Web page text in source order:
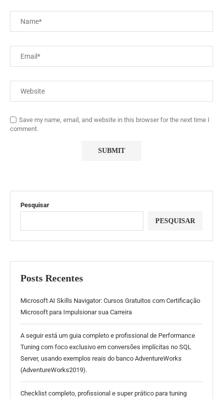
Save my name, email, and website in this browser for the next time I
comment.
Pesquisar
PESQUISAR
Posts Recentes
Microsoft AI Skills Navigator: Cursos Gratuitos com Certificação
Microsoft para Impulsionar sua Carreira
A seguir está um guia completo e profissional de Performance
Tuning com foco exclusivo em conversões implícitas no SQL
Server, usando exemplos reais do banco AdventureWorks
(AdventureWorks2019).
Checklist completo, profissional e super prático para tuning